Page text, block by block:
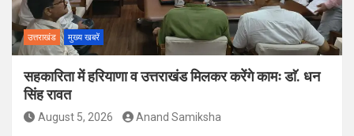
उत्तराखंड मुख्य खबरें
सहकारिता में हरियाणा व उत्तराखंड मिलकर करेंगे कामः डाॅ. धन
सिंह रावत
August 5, 2026 Anand Samiksha